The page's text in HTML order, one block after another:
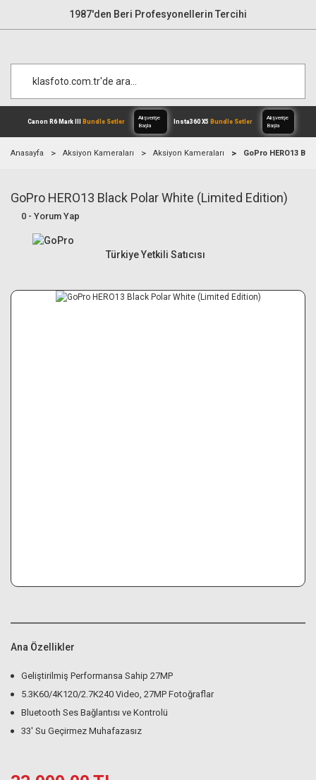
1987'den Beri Profesyonellerin Tercihi
Canon R6 Mark IIIBundle Setler
Alışverişe
Anasayfa Aksiyon Kameraları Aksiyon Kameraları GoPro HERO13
GoPro HERO13 Black Polar White (Limited Edition)
0 - Yorum Yap
Türkiye Yetkili Satıcısı
Ana Özellikler
Geliştirilmiş Performansa Sahip 27MP
5.3K60/4K120/2.7K240 Video, 27MP Fotoğraflar
Bluetooth Ses Bağlantısı ve Kontrolü
33' Su Geçirmez Muhafazasız